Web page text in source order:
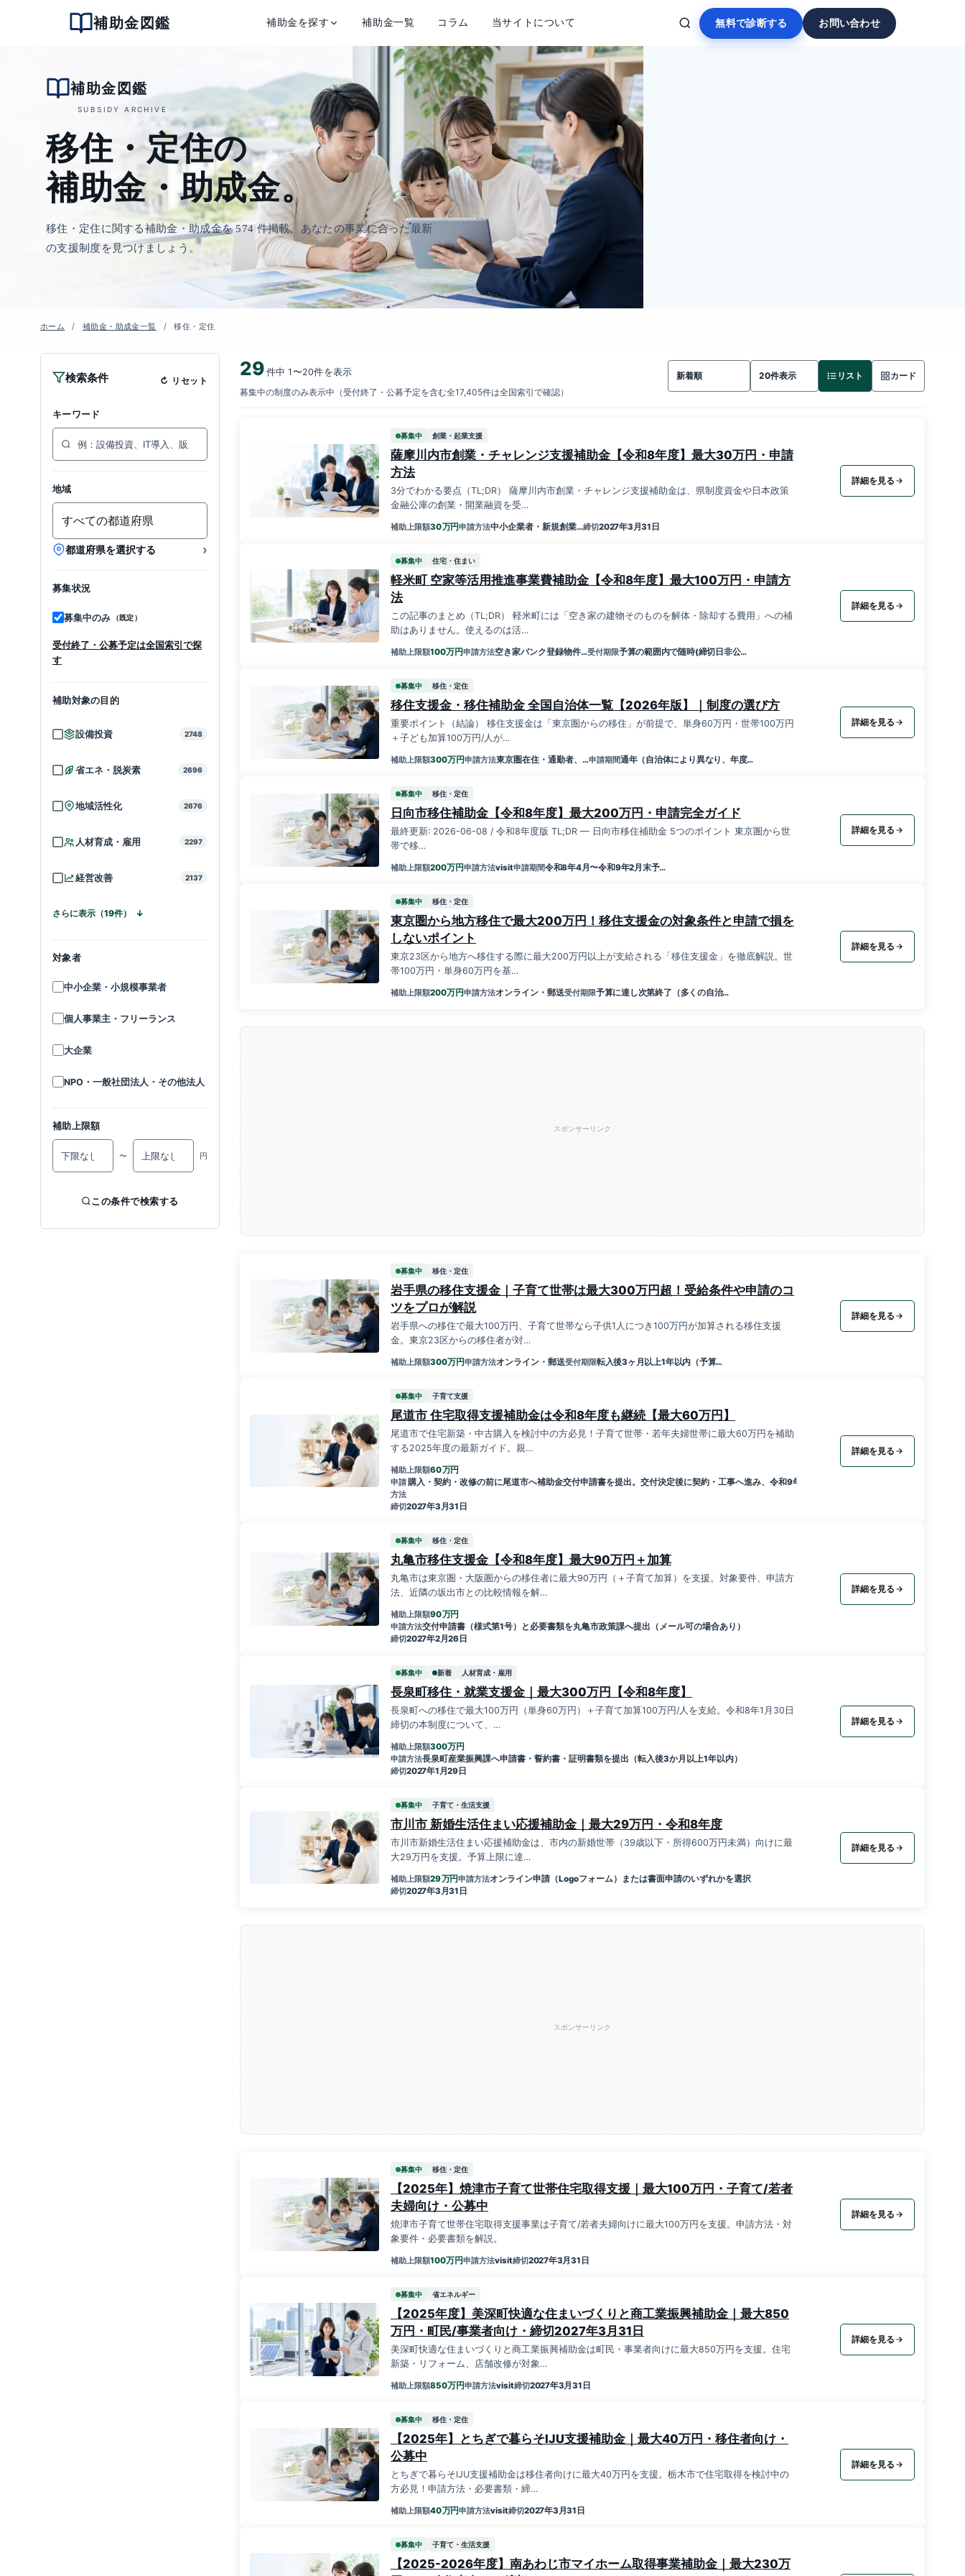
補助金図鑑 補助金を探す 補助金一覧 コラム 当サイトについて 無料で診断する お問い合わせ
補助金図鑑
SUBSIDY ARCHIVE
移住・定住の
補助金・助成金。
移住・定住に関する補助金・助成金を 574 件掲載。あなたの事業に合った最新
の支援制度を見つけましょう。
ホーム 補助金・助成金一覧 移住・定住
検索条件 リセット
キーワード
地域
都道府県を選択する ›
募集状況
募集中のみ （既定）
受付終了・公募予定は全国索引で探
す
補助対象の目的
設備投資 2748
省エネ・脱炭素 2696
地域活性化 2676
人材育成・雇用 2297
経営改善 2137
さらに表示（19件）
対象者
中小企業・小規模事業者
個人事業主・フリーランス
大企業
NPO・一般社団法人・その他法人
補助上限額
〜 円
この条件で検索する
29 件中 1〜20件を表示
募集中の制度のみ表示中（受付終了・公募予定を含む全17,405件は全国索引で確認）
リスト カード
募集中 創業・起業支援
薩摩川内市創業・チャレンジ支援補助金【令和8年度】最大30万円・申請
方法
3分でわかる要点（TL;DR） 薩摩川内市創業・チャレンジ支援補助金は、県制度資金や日本政策
金融公庫の創業・開業融資を受…
補助上限額30万円申請方法中小企業者・新規創業…締切2027年3月31日
詳細を見る
募集中 住宅・住まい
軽米町 空家等活用推進事業費補助金【令和8年度】最大100万円・申請方
法
この記事のまとめ（TL;DR） 軽米町には「空き家の建物そのものを解体・除却する費用」への補
助はありません。使えるのは活…
補助上限額100万円申請方法空き家バンク登録物件…受付期限予算の範囲内で随時(締切日非公…
詳細を見る
募集中 移住・定住
移住支援金・移住補助金 全国自治体一覧【2026年版】｜制度の選び方
重要ポイント（結論） 移住支援金は「東京圏からの移住」が前提で、単身60万円・世帯100万円
＋子ども加算100万円/人が…
補助上限額300万円申請方法東京圏在住・通勤者、…申請期間通年（自治体により異なり、年度…
詳細を見る
募集中 移住・定住
日向市移住補助金【令和8年度】最大200万円・申請完全ガイド
最終更新: 2026-06-08 / 令和8年度版 TL;DR — 日向市移住補助金 5つのポイント 東京圏から世
帯で移…
補助上限額200万円申請方法visit申請期間令和8年4月〜令和9年2月末予…
詳細を見る
募集中 移住・定住
東京圏から地方移住で最大200万円！移住支援金の対象条件と申請で損を
しないポイント
東京23区から地方へ移住する際に最大200万円以上が支給される「移住支援金」を徹底解説。世
帯100万円・単身60万円を基…
補助上限額200万円申請方法オンライン・郵送受付期限予算に達し次第終了（多くの自治…
詳細を見る
スポンサーリンク
募集中 移住・定住
岩手県の移住支援金｜子育て世帯は最大300万円超！受給条件や申請のコ
ツをプロが解説
岩手県への移住で最大100万円、子育て世帯なら子供1人につき100万円が加算される移住支援
金。東京23区からの移住者が対…
補助上限額300万円申請方法オンライン・郵送受付期限転入後3ヶ月以上1年以内（予算…
詳細を見る
募集中 子育て支援
尾道市 住宅取得支援補助金は令和8年度も継続【最大60万円】
尾道市で住宅新築・中古購入を検討中の方必見！子育て世帯・若年夫婦世帯に最大60万円を補助
する2025年度の最新ガイド。親…
補助上限額60万円
申請
方法
購入・契約・改修の前に尾道市へ補助金交付申請書を提出。交付決定後に契約・工事へ進み、令和9年3月31日までに所有権移転登記・工事完
締切2027年3月31日
詳細を見る
募集中 移住・定住
丸亀市移住支援金【令和8年度】最大90万円＋加算
丸亀市は東京圏・大阪圏からの移住者に最大90万円（＋子育て加算）を支援。対象要件、申請方
法、近隣の坂出市との比較情報を解…
補助上限額90万円
申請方法交付申請書（様式第1号）と必要書類を丸亀市政策課へ提出（メール可の場合あり）
締切2027年2月26日
詳細を見る
募集中 新着 人材育成・雇用
長泉町移住・就業支援金｜最大300万円【令和8年度】
長泉町への移住で最大100万円（単身60万円）＋子育て加算100万円/人を支給。令和8年1月30日
締切の本制度について、…
補助上限額300万円
申請方法長泉町産業振興課へ申請書・誓約書・証明書類を提出（転入後3か月以上1年以内）
締切2027年1月29日
詳細を見る
募集中 子育て・生活支援
市川市 新婚生活住まい応援補助金｜最大29万円・令和8年度
市川市新婚生活住まい応援補助金は、市内の新婚世帯（39歳以下・所得600万円未満）向けに最
大29万円を支援。予算上限に達…
補助上限額29万円申請方法オンライン申請（Logoフォーム）または書面申請のいずれかを選択
締切2027年3月31日
詳細を見る
スポンサーリンク
募集中 移住・定住
【2025年】焼津市子育て世帯住宅取得支援｜最大100万円・子育て/若者
夫婦向け・公募中
焼津市子育て世帯住宅取得支援事業は子育て/若者夫婦向けに最大100万円を支援。申請方法・対
象要件・必要書類を解説。
補助上限額100万円申請方法visit締切2027年3月31日
詳細を見る
募集中 省エネルギー
【2025年度】美深町快適な住まいづくりと商工業振興補助金｜最大850
万円・町民/事業者向け・締切2027年3月31日
美深町快適な住まいづくりと商工業振興補助金は町民・事業者向けに最大850万円を支援。住宅
新築・リフォーム、店舗改修が対象…
補助上限額850万円申請方法visit締切2027年3月31日
詳細を見る
募集中 移住・定住
【2025年】とちぎで暮らそIJU支援補助金｜最大40万円・移住者向け・
公募中
とちぎで暮らそIJU支援補助金は移住者向けに最大40万円を支援。栃木市で住宅取得を検討中の
方必見！申請方法・必要書類・締…
補助上限額40万円申請方法visit締切2027年3月31日
詳細を見る
募集中 子育て・生活支援
【2025-2026年度】南あわじ市マイホーム取得事業補助金｜最大230万